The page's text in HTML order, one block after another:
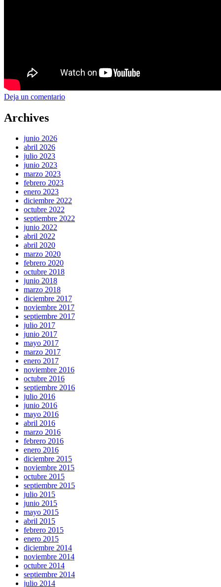
Deja un comentario
Archives
junio 2026
abril 2026
julio 2023
junio 2023
marzo 2023
febrero 2023
enero 2023
diciembre 2022
octubre 2022
septiembre 2022
junio 2022
abril 2022
abril 2020
marzo 2020
febrero 2020
octubre 2018
junio 2018
marzo 2018
diciembre 2017
noviembre 2017
septiembre 2017
julio 2017
junio 2017
mayo 2017
marzo 2017
enero 2017
noviembre 2016
octubre 2016
septiembre 2016
julio 2016
junio 2016
mayo 2016
abril 2016
marzo 2016
febrero 2016
enero 2016
diciembre 2015
noviembre 2015
octubre 2015
septiembre 2015
julio 2015
junio 2015
mayo 2015
abril 2015
febrero 2015
enero 2015
diciembre 2014
noviembre 2014
octubre 2014
septiembre 2014
julio 2014